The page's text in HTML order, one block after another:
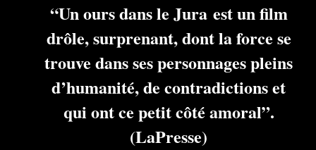
“Un ours dans le Juraest un film
drôle, surprenant, dont la force se
trouve dans ses personnages pleins
d’humanité, de contradictions et
qui ont ce petit côté amoral”.
(LaPresse)